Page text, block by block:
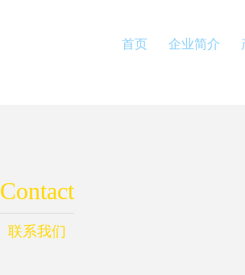
首页 企业简介
Contact
联系我们